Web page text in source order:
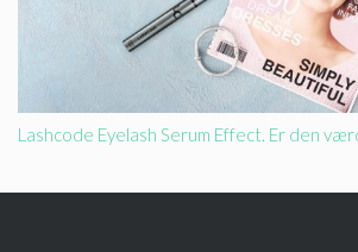
Lashcode Eyelash Serum Effect. Er den